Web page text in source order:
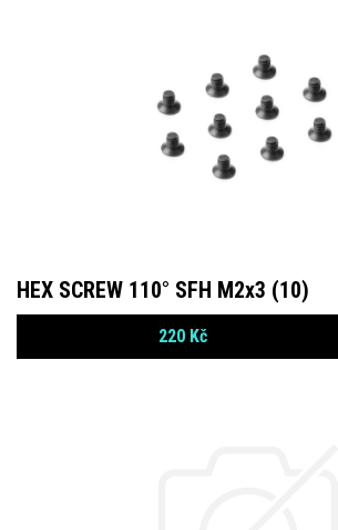
HEX SCREW 110° SFH M2x3 (10)
220 Kč